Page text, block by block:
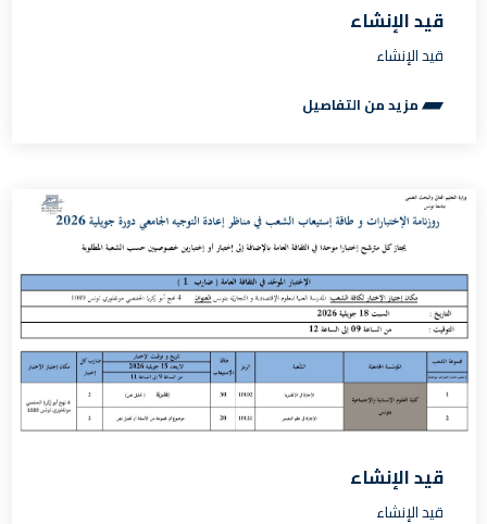
قيد الإنشاء
قيد الإنشاء
مزيد من التفاصيل
قيد الإنشاء
قيد الإنشاء